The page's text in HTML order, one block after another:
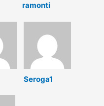
ramonti
Seroga1